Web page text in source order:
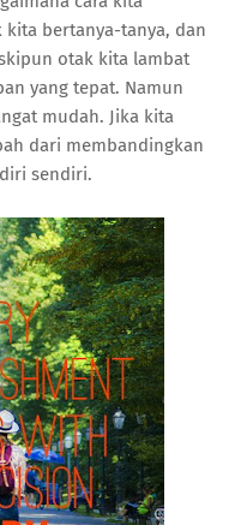
kita bertanya-tanya, dan
otak kita lambat
yang tepat. Namun
mudah. Jika kita
dari membandingkan
sendiri.